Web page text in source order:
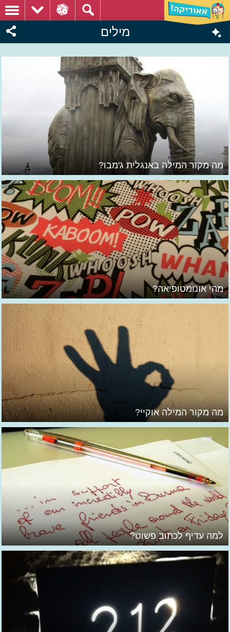
מילים
מה מקור המילה באנגלית ג'מבו?
מהי אונומטופיאה?
מה מקור המילה אוקיי?
למה עדיף לכתוב פשוט?